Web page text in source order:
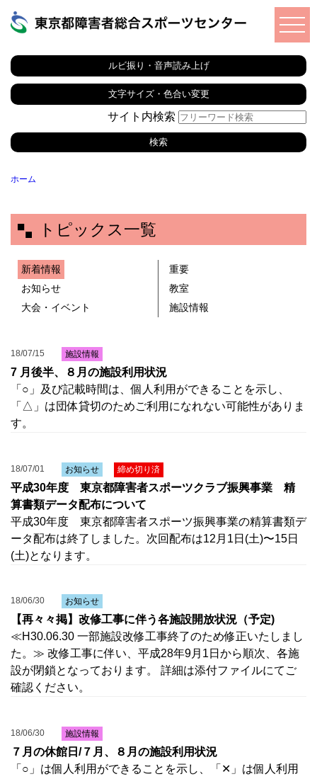
ルビ振り・音声読み上げ
文字サイズ・色合い変更
サイト内検索
ホーム
トピックス一覧
新着情報
重要
お知らせ
教室
大会・イベント
施設情報
18/07/15 施設情報
7 月後半、８月の施設利用状況
「○」及び記載時間は、個人利用ができることを示し、
「△」は団体貸切のためご利用になれない可能性がありま
す。
18/07/01 お知らせ 締め切り済
平成30年度 東京都障害者スポーツクラブ振興事業 精
算書類データ配布について
平成30年度 東京都障害者スポーツ振興事業の精算書類デ
ータ配布は終了しました。次回配布は12月1日(土)〜15日
(土)となります。
18/06/30 お知らせ
【再々々掲】改修工事に伴う各施設開放状況（予定)
≪H30.06.30 一部施設改修工事終了のため修正いたしまし
た。≫ 改修工事に伴い、平成28年9月1日から順次、各施
設が閉鎖となっております。 詳細は添付ファイルにてご
確認ください。
18/06/30 施設情報
７月の休館日/７月、８月の施設利用状況
「○」は個人利用ができることを示し、「✕」は個人利用